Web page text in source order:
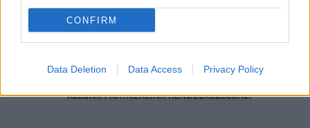
CONFIRM
Data Deletion Data Access Privacy Policy